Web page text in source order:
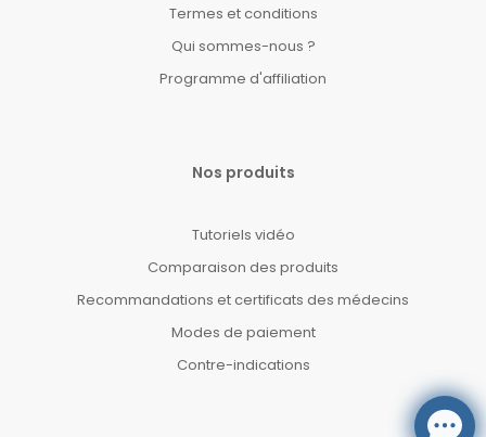
Termes et conditions
Qui sommes-nous ?
Programme d'affiliation
Nos produits
Tutoriels vidéo
Comparaison des produits
Recommandations et certificats des médecins
Modes de paiement
Contre-indications